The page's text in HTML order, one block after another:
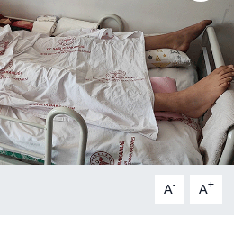
A- A+